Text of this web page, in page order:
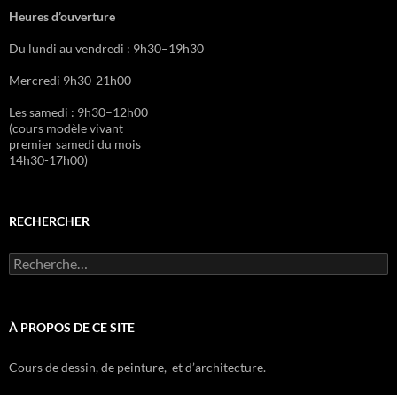
Heures d’ouverture
Du lundi au vendredi : 9h30–19h30
Mercredi 9h30-21h00
Les samedi : 9h30–12h00
(cours modèle vivant
premier samedi du mois
14h30-17h00)
RECHERCHER
R
e
e
h
À PROPOS DE CE SITE
Cours de dessin, de peinture, et d’architecture.